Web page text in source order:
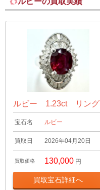
ルビー 1.23ct リング
宝石名 ルビー
買取日 2026年04月20日
買取価格 130,000 円
買取宝石詳細へ